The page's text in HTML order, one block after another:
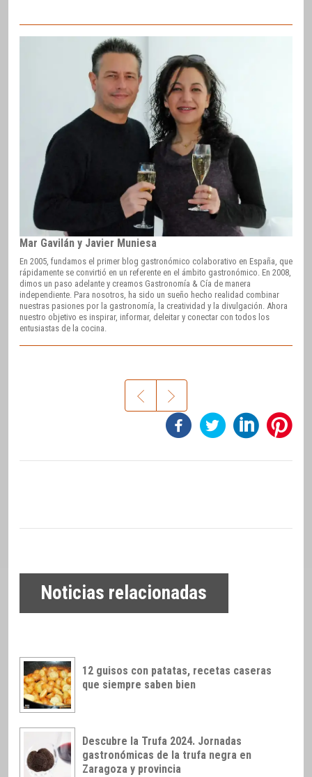
Mar Gavilán y Javier Muniesa
En 2005, fundamos el primer blog gastronómico colaborativo en España, que
rápidamente se convirtió en un referente en el ámbito gastronómico. En 2008,
dimos un paso adelante y creamos Gastronomía & Cía de manera
independiente. Para nosotros, ha sido un sueño hecho realidad combinar
nuestras pasiones por la gastronomía, la creatividad y la divulgación. Ahora
nuestro objetivo es inspirar, informar, deleitar y conectar con todos los
entusiastas de la cocina.
Noticias relacionadas
12 guisos con patatas, recetas caseras
que siempre saben bien
Descubre la Trufa 2024. Jornadas
gastronómicas de la trufa negra en
Zaragoza y provincia